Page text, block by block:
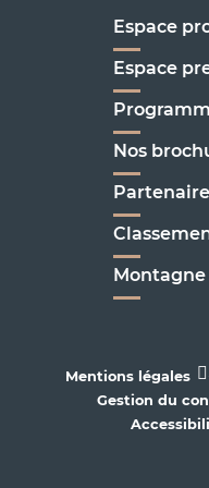
Espace
Espace
Nos
Mentions légales
Gestion du